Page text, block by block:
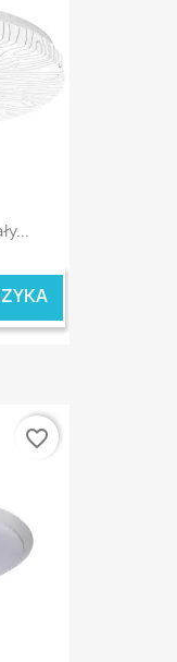
favorite_border